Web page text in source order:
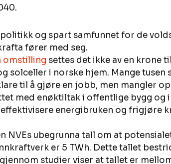
og spart samfunnet for de
fører med seg.
omstilling settes det ikke av en krone
solceller i norske hjem. Mange tusen
til å gjøre en jobb, men mangler
med enøktiltak i offentlige bygg og
energibruken og frigjøre
NVEs ubegrunna tall om at
er 5 TWh. Dette tallet
studier viser at tallet er mellom